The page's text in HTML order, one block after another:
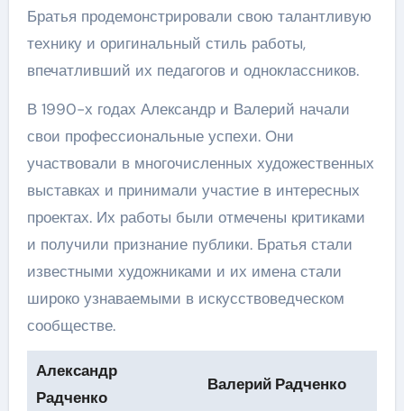
Братья продемонстрировали свою талантливую
технику и оригинальный стиль работы,
впечатливший их педагогов и одноклассников.
В 1990-х годах Александр и Валерий начали
свои профессиональные успехи. Они
участвовали в многочисленных художественных
выставках и принимали участие в интересных
проектах. Их работы были отмечены критиками
и получили признание публики. Братья стали
известными художниками и их имена стали
широко узнаваемыми в искусствоведческом
сообществе.
Александр
Радченко
Валерий Радченко